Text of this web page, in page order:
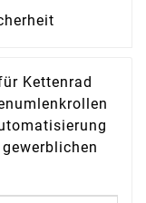
Kettenrad